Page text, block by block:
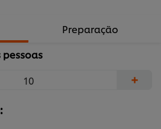
Preparação
+